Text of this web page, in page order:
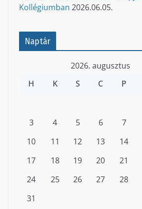
Kollégiumban 2026.06.05.
Naptár
2026. augusztus
H
K S C P
3
4 5 6 7
10
11 12 13 14
17
18 19 20 21
24
25 26 27 28
31